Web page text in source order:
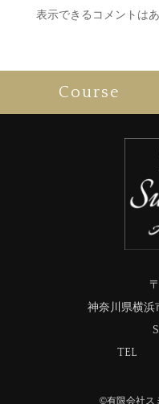
表示できるコメントはあ
Course
神奈川県横浜
TEL
©︎有限会社ス